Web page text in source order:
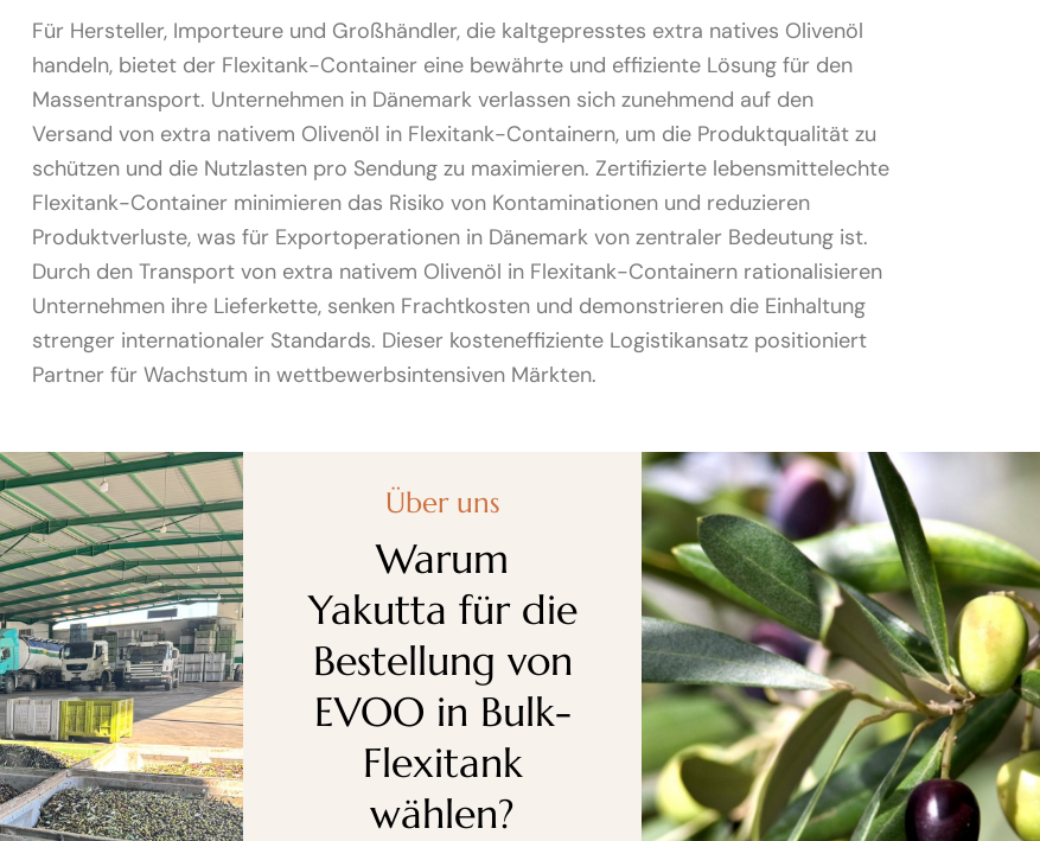
Für Hersteller, Importeure und Großhändler, die kaltgepresstes extra natives Olivenöl
handeln, bietet der Flexitank-Container eine bewährte und effiziente Lösung für den
Massentransport. Unternehmen in Dänemark verlassen sich zunehmend auf den
Versand von extra nativem Olivenöl in Flexitank-Containern, um die Produktqualität zu
schützen und die Nutzlasten pro Sendung zu maximieren. Zertifizierte lebensmittelechte
Flexitank-Container minimieren das Risiko von Kontaminationen und reduzieren
Produktverluste, was für Exportoperationen in Dänemark von zentraler Bedeutung ist.
Durch den Transport von extra nativem Olivenöl in Flexitank-Containern rationalisieren
Unternehmen ihre Lieferkette, senken Frachtkosten und demonstrieren die Einhaltung
strenger internationaler Standards. Dieser kosteneffiziente Logistikansatz positioniert
Partner für Wachstum in wettbewerbsintensiven Märkten.
Über uns
Warum
Yakutta für die
Bestellung von
EVOO in Bulk-
Flexitank
wählen?